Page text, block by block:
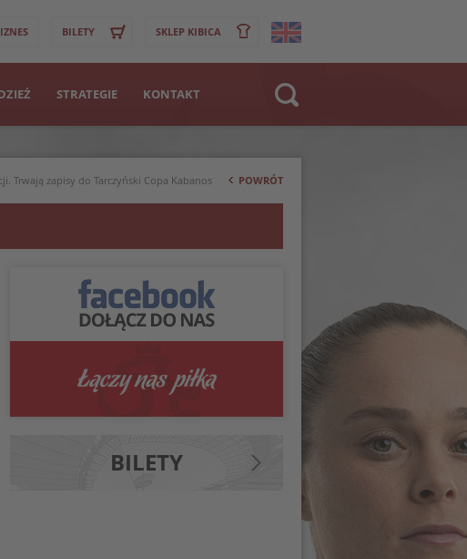
BILETY SKLEP KIBICA
STRATEGIE KONTAKT
>
Strona WWW
Zawodnik
Trwają zapisy do Tarczyński Copa Kabanos POWRÓT
BILETY